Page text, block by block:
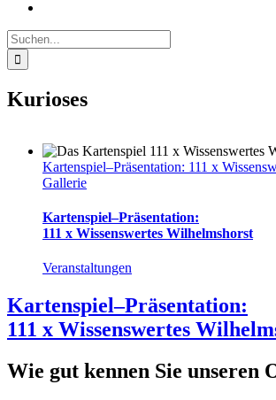
Suche
nach:
Kurioses
Kartenspiel–Präsentation: 111 x
Gallerie
Kartenspiel–Präsentation:
111 x Wissenswertes Wilhelmshorst
Veranstaltungen
Kartenspiel–Präsentation:
111 x Wissenswertes
Wie gut kennen Sie unseren